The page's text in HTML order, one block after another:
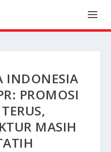
INDONESIA
PROMOSI
MASIH